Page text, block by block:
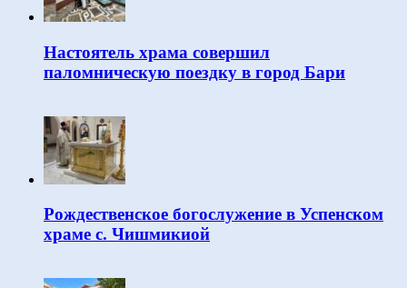
Настоятель храма совершил
паломническую поездку в город Бари
Рождественское богослужение в Успенском
храме с. Чишмикиой